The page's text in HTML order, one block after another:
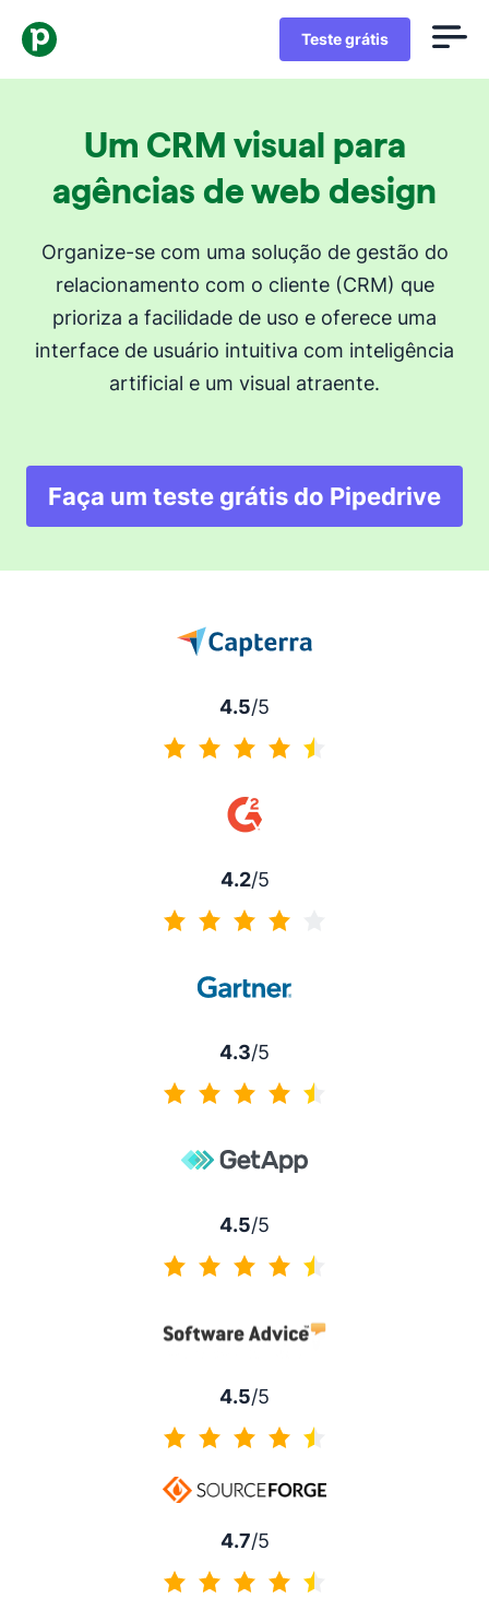
Teste grátis
Um CRM visual para
agências de web design
Organize-se com uma solução de gestão do
relacionamento com o cliente (CRM) que
prioriza a facilidade de uso e oferece uma
interface de usuário intuitiva com inteligência
artificial e um visual atraente.
Faça um teste grátis do Pipedrive
Abre em uma nova
4.5/5
4.2/5
4.3/5
4.5/5
4.5/5
4.7/5